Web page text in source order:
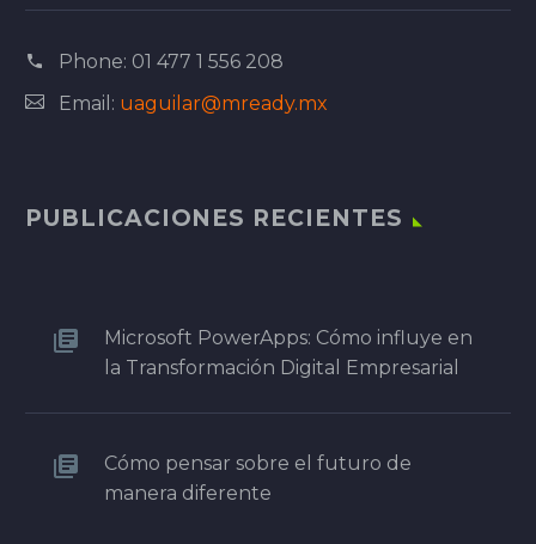
Phone: 01 477 1 556 208
Email: uaguilar@mready.mx
PUBLICACIONES RECIENTES
Microsoft PowerApps: Cómo influye en
la Transformación Digital Empresarial
Cómo pensar sobre el futuro de
manera diferente